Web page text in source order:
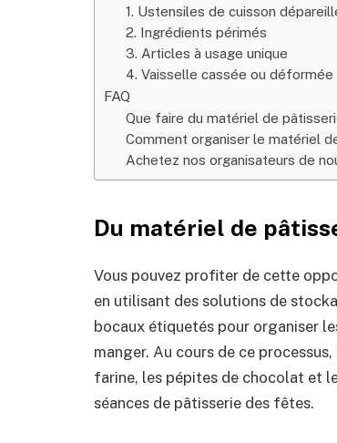
1. Ustensiles de cuisson
2. Ingrédients périmés
3. Articles à usage unique
4. Vaisselle cassée ou déformée
FAQ
Que faire du matériel de
Comment organiser le matériel
Achetez nos organisateurs de
Du matériel de
Vous pouvez profiter de cette
en utilisant des solutions de
bocaux étiquetés pour organiser
manger. Au cours de ce
farine, les pépites de chocolat et
séances de pâtisserie des fêtes.